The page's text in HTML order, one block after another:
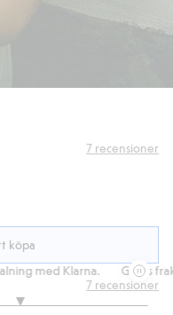
7 recensioner
köpa
med Klarna. Gratis
7 recensioner